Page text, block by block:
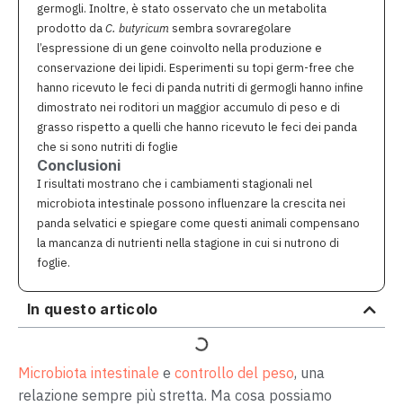
germogli. Inoltre, è stato osservato che un metabolita
prodotto daC. butyricum sembra sovraregolare
l’espressione di un gene coinvolto nella produzione e
conservazione dei lipidi. Esperimenti su topi germ-free che
hanno ricevuto le feci di panda nutriti di germogli hanno infine
dimostrato nei roditori un maggior accumulo di peso e di
grasso rispetto a quelli che hanno ricevuto le feci dei panda
che si sono nutriti di foglie
Conclusioni
I risultati mostrano che i cambiamenti stagionali nel
microbiota intestinale possono influenzare la crescita nei
panda selvatici e spiegare come questi animali compensano
la mancanza di nutrienti nella stagione in cui si nutrono di
foglie.
In questo articolo
Microbiota intestinale e controllo del peso, una
relazione sempre più stretta. Ma cosa possiamo